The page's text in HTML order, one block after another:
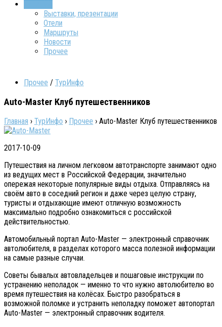
Выставки, презентации
Отели
Маршруты
Новости
Прочее
Прочее / ТурИнфо
Auto-Master Клуб путешественников
Главная › ТурИнфо › Прочее › Auto-Master Клуб путешественников
2017-10-09
Путешествия на личном легковом автотранспорте занимают одно
из ведущих мест в Российской Федерации, значительно
опережая некоторые популярные виды отдыха. Отправляясь на
своём авто в соседний регион и даже через целую страну,
туристы и отдыхающие имеют отличную возможность
максимально подробно ознакомиться с российской
действительностью.
Автомобильный портал Auto-Master — электронный справочник
автолюбителя, в разделах которого масса полезной информации
на самые разные случаи.
Советы бывалых автовладельцев и пошаговые инструкции по
устранению неполадок — именно то что нужно автолюбителю во
время путешествия на колёсах. Быстро разобраться в
возможной поломке и устранить неполадку поможет автопортал
Auto-Master — электронный справочник водителя.